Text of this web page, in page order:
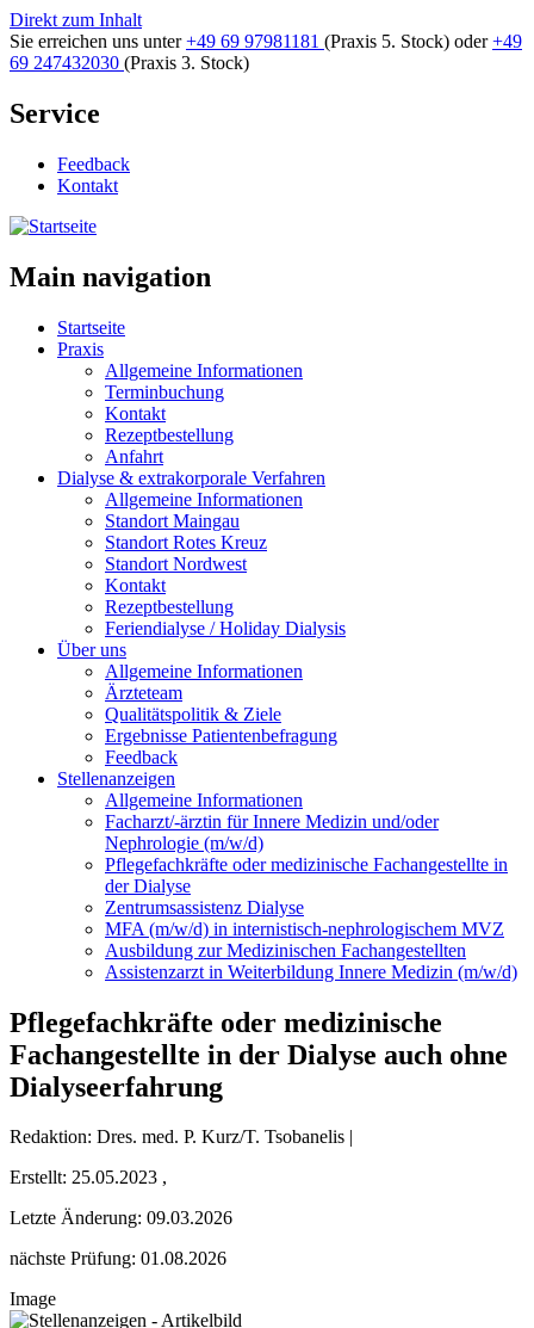
Direkt zum Inhalt
Sie erreichen uns unter+49 69 97981181 (Praxis 5. Stock) oder+49
69 247432030 (Praxis 3. Stock)
Service
Feedback
Kontakt
Main navigation
Startseite
Praxis
Allgemeine Informationen
Terminbuchung
Kontakt
Rezeptbestellung
Anfahrt
Dialyse & extrakorporale Verfahren
Allgemeine Informationen
Standort Maingau
Standort Rotes Kreuz
Standort Nordwest
Kontakt
Rezeptbestellung
Feriendialyse / Holiday Dialysis
Über uns
Allgemeine Informationen
Ärzteteam
Qualitätspolitik & Ziele
Ergebnisse Patientenbefragung
Feedback
Stellenanzeigen
Allgemeine Informationen
Facharzt/-ärztin für Innere Medizin und/oder
Nephrologie (m/w/d)
Pflegefachkräfte oder medizinische Fachangestellte in
der Dialyse
Zentrumsassistenz Dialyse
MFA (m/w/d) in internistisch-nephrologischem MVZ
Ausbildung zur Medizinischen Fachangestellten
Assistenzarzt in Weiterbildung Innere Medizin (m/w/d)
Pflegefachkräfte oder medizinische
Fachangestellte in der Dialyse auch ohne
Dialyseerfahrung
Redaktion: Dres. med. P. Kurz/T. Tsobanelis |
Erstellt: 25.05.2023 ,
Letzte Änderung: 09.03.2026
nächste Prüfung: 01.08.2026
Image